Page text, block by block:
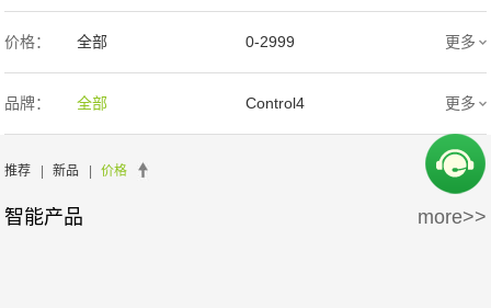
专业扩声音箱 幕布产品
声学产品 智能产品
周边产品
价格： 全部 0-2999
3000-9999 1万-5万
5万-15万
30万-50万
更多
品牌： 全部 Control4 更多
推荐 | 新品 | 价格
智能产品 more>>